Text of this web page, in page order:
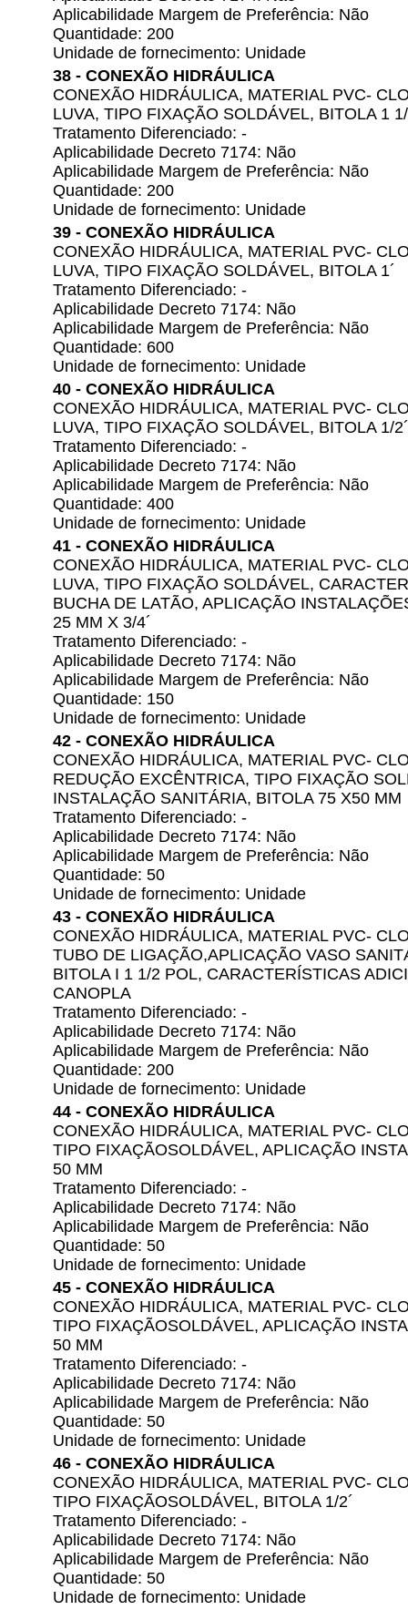
Aplicabilidade Margem de Preferência: Não
Quantidade: 200
Unidade de fornecimento: Unidade
38 - CONEXÃO HIDRÁULICA
CONEXÃO HIDRÁULICA, MATERIAL PVC-
LUVA, TIPO FIXAÇÃO SOLDÁVEL, BITOLA 1 1/
Tratamento Diferenciado: -
Aplicabilidade Decreto 7174: Não
Aplicabilidade Margem de Preferência: Não
Quantidade: 200
Unidade de fornecimento: Unidade
39 - CONEXÃO HIDRÁULICA
CONEXÃO HIDRÁULICA, MATERIAL PVC-
LUVA, TIPO FIXAÇÃO SOLDÁVEL, BITOLA 1´
Tratamento Diferenciado: -
Aplicabilidade Decreto 7174: Não
Aplicabilidade Margem de Preferência: Não
Quantidade: 600
Unidade de fornecimento: Unidade
40 - CONEXÃO HIDRÁULICA
CONEXÃO HIDRÁULICA, MATERIAL PVC-
LUVA, TIPO FIXAÇÃO SOLDÁVEL, BITOLA 1/2´
Tratamento Diferenciado: -
Aplicabilidade Decreto 7174: Não
Aplicabilidade Margem de Preferência: Não
Quantidade: 400
Unidade de fornecimento: Unidade
41 - CONEXÃO HIDRÁULICA
CONEXÃO HIDRÁULICA, MATERIAL PVC-
LUVA, TIPO FIXAÇÃO SOLDÁVEL,
BUCHA DE LATÃO, APLICAÇÃO
25 MM X 3/4´
Tratamento Diferenciado: -
Aplicabilidade Decreto 7174: Não
Aplicabilidade Margem de Preferência: Não
Quantidade: 150
Unidade de fornecimento: Unidade
42 - CONEXÃO HIDRÁULICA
CONEXÃO HIDRÁULICA, MATERIAL PVC-
REDUÇÃO EXCÊNTRICA, TIPO FIXAÇÃO
INSTALAÇÃO SANITÁRIA, BITOLA 75 X50 MM
Tratamento Diferenciado: -
Aplicabilidade Decreto 7174: Não
Aplicabilidade Margem de Preferência: Não
Quantidade: 50
Unidade de fornecimento: Unidade
43 - CONEXÃO HIDRÁULICA
CONEXÃO HIDRÁULICA, MATERIAL PVC-
TUBO DE LIGAÇÃO,APLICAÇÃO VASO
BITOLA I 1 1/2 POL, CARACTERÍSTICAS
CANOPLA
Tratamento Diferenciado: -
Aplicabilidade Decreto 7174: Não
Aplicabilidade Margem de Preferência: Não
Quantidade: 200
Unidade de fornecimento: Unidade
44 - CONEXÃO HIDRÁULICA
CONEXÃO HIDRÁULICA, MATERIAL PVC-
TIPO FIXAÇÃOSOLDÁVEL, APLICAÇÃO
50 MM
Tratamento Diferenciado: -
Aplicabilidade Decreto 7174: Não
Aplicabilidade Margem de Preferência: Não
Quantidade: 50
Unidade de fornecimento: Unidade
45 - CONEXÃO HIDRÁULICA
CONEXÃO HIDRÁULICA, MATERIAL PVC-
TIPO FIXAÇÃOSOLDÁVEL, APLICAÇÃO
50 MM
Tratamento Diferenciado: -
Aplicabilidade Decreto 7174: Não
Aplicabilidade Margem de Preferência: Não
Quantidade: 50
Unidade de fornecimento: Unidade
46 - CONEXÃO HIDRÁULICA
CONEXÃO HIDRÁULICA, MATERIAL PVC-
TIPO FIXAÇÃOSOLDÁVEL, BITOLA 1/2´
Tratamento Diferenciado: -
Aplicabilidade Decreto 7174: Não
Aplicabilidade Margem de Preferência: Não
Quantidade: 50
Unidade de fornecimento: Unidade